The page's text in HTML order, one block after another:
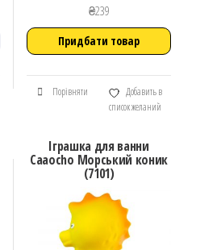
₴239
Придбати товар
Порівняти
Добавить в
список желаний
Іграшка для ванни
Caaocho Морський коник
(7101)